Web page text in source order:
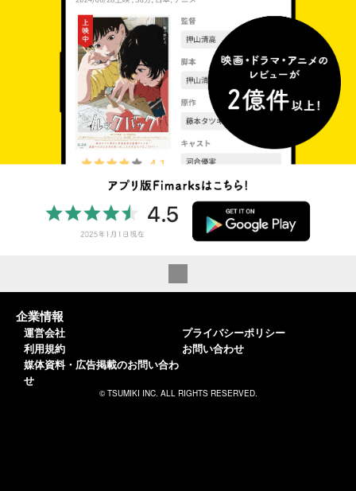
企業情報
運営会社
利用規約
媒体資料・広告掲載のお問い合わ
せ
プライバシーポリシー
お問い合わせ
© TSUMIKI INC. ALL RIGHTS RESERVED.